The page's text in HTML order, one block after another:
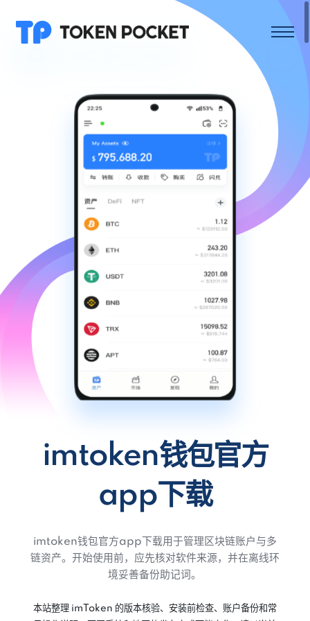
imtoken钱包官方
app下载
imtoken钱包官方app下载用于管理区块链账户与多
链资产。开始使用前，应先核对软件来源，并在离线环
境妥善备份助记词。
本站整理 imToken 的版本核验、安装前检查、账户备份和常